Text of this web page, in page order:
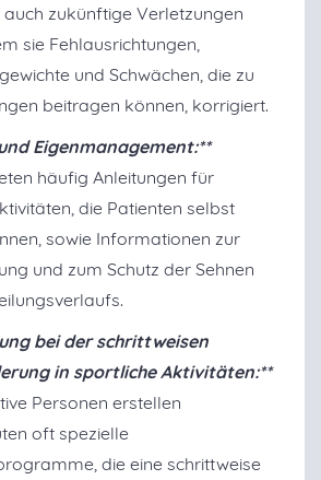
zukünftige Verletzungen
sie Fehlausrichtungen,
und Schwächen, die zu
beitragen können, korrigiert.
Eigenmanagement:**
häufig Anleitungen für
die Patienten selbst
sowie Informationen zur
und zum Schutz der Sehnen
bei der schrittweisen
in sportliche Aktivitäten:**
Personen erstellen
oft spezielle
die eine schrittweise